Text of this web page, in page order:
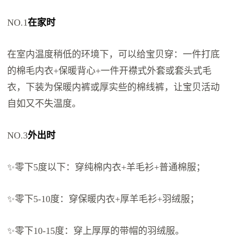
NO.1在家时
在室内温度稍低的环境下，可以给宝贝穿：一件打底
的棉毛内衣+保暖背心+一件开襟式外套或套头式毛
衣，下装为保暖内裤或厚实些的棉线裤，让宝贝活动
自如又不失温度。
NO.3外出时
✨零下5度以下：穿纯棉内衣+羊毛衫+普通棉服；
✨零下5-10度：穿保暖内衣+厚羊毛衫+羽绒服；
✨零下10-15度：穿上厚厚的带帽的羽绒服。